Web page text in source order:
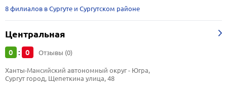
8 филиалов в Сургуте и Сургутском районе
Центральная
0 : 0 Отзывы (0)
Ханты-Мансийский автономный округ - Югра,
Сургут город, Щепеткина улица, 48